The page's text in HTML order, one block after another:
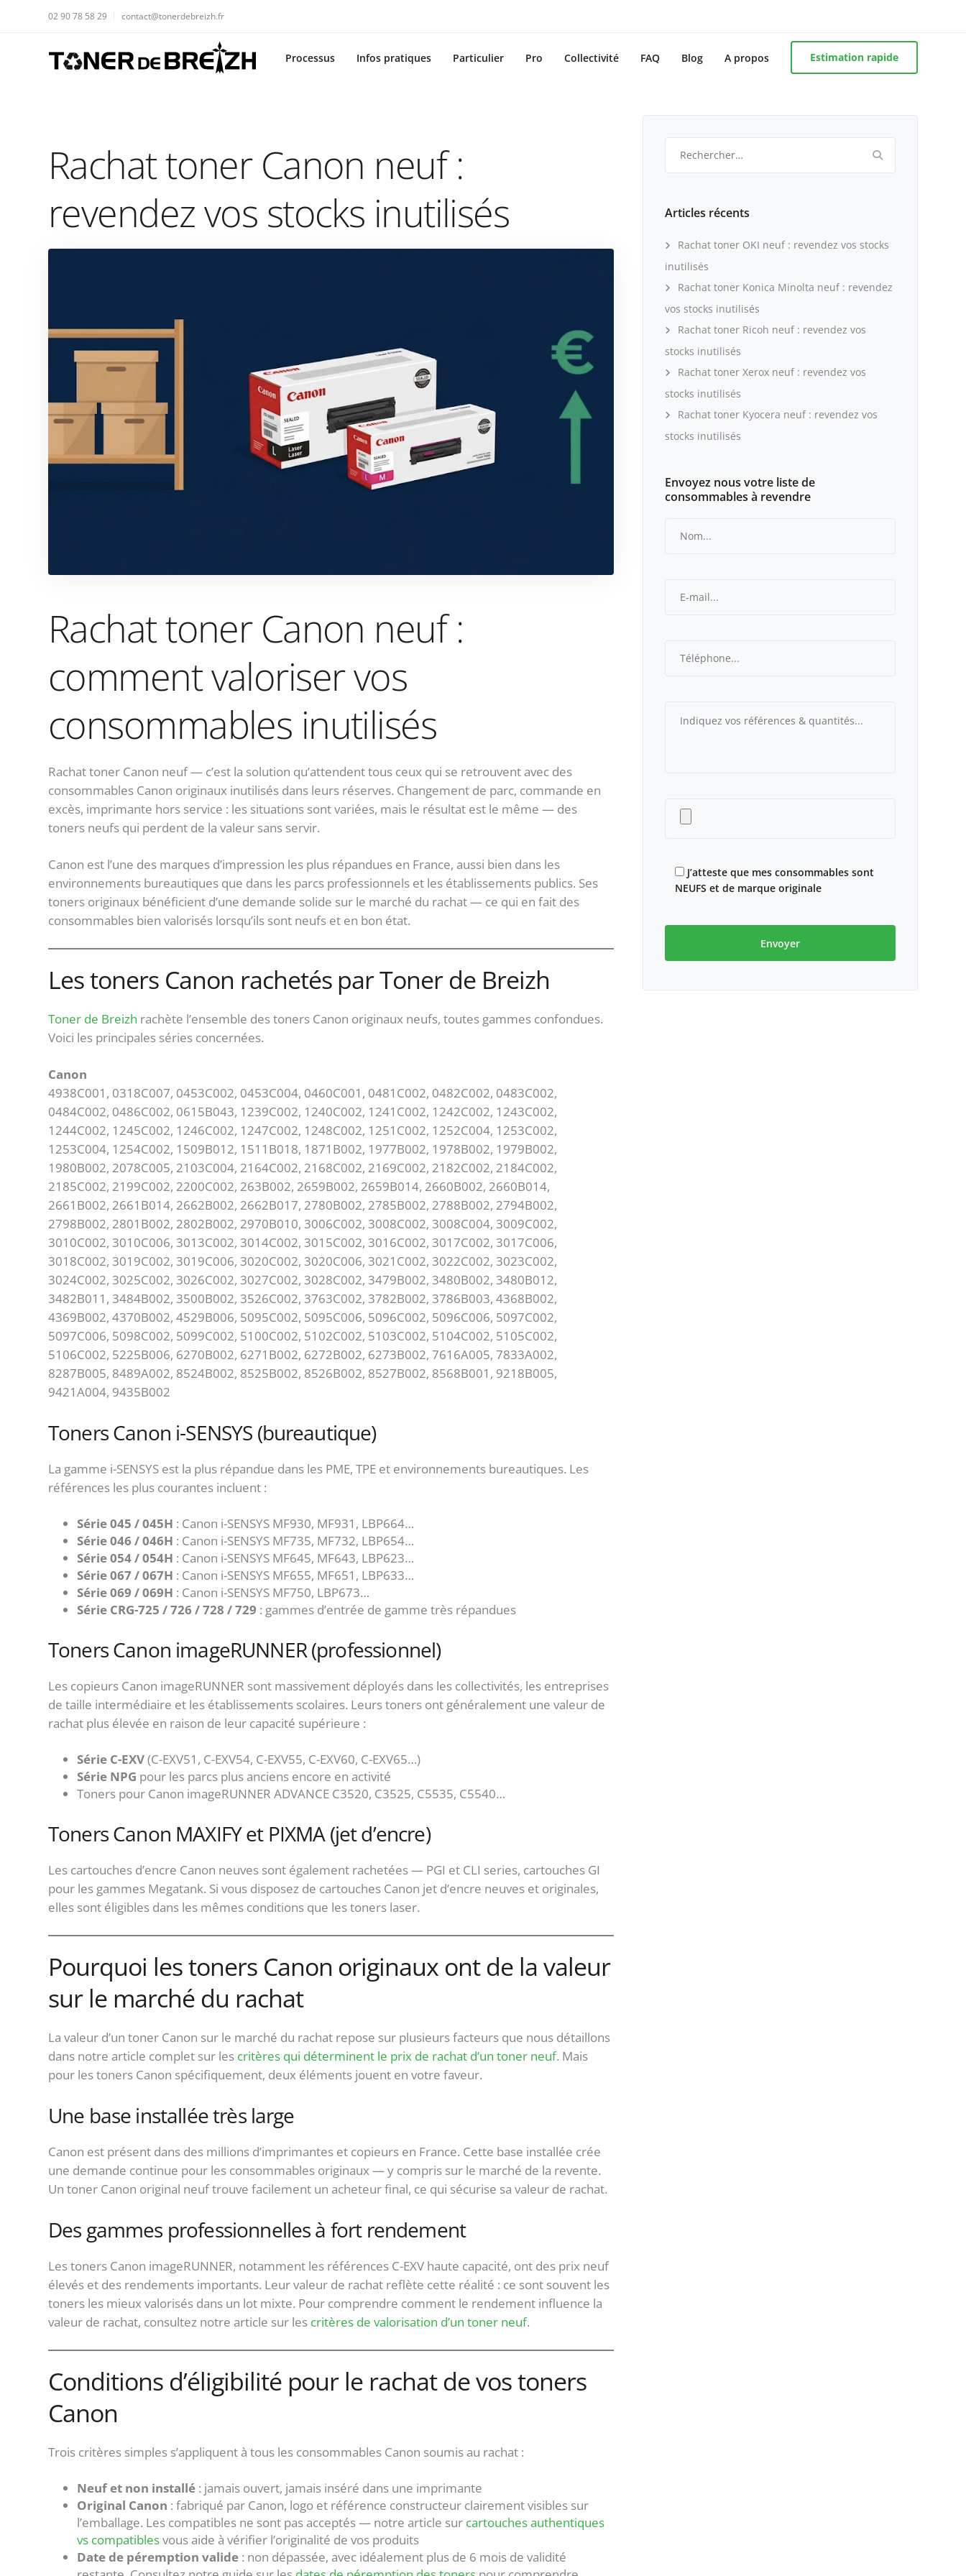
02 90 78 58 29 contact@tonerdebreizh.fr
Processus Infos pratiques Particulier Pro Collectivité FAQ Blog A propos Estimation rapide
Rachat toner Canon neuf :
revendez vos stocks inutilisés
Rachat toner Canon neuf :
comment valoriser vos
consommables inutilisés
Rachat toner Canon neuf — c’est la solution qu’attendent tous ceux qui se retrouvent avec des
consommables Canon originaux inutilisés dans leurs réserves. Changement de parc, commande en
excès, imprimante hors service : les situations sont variées, mais le résultat est le même — des
toners neufs qui perdent de la valeur sans servir.
Canon est l’une des marques d’impression les plus répandues en France, aussi bien dans les
environnements bureautiques que dans les parcs professionnels et les établissements publics. Ses
toners originaux bénéficient d’une demande solide sur le marché du rachat — ce qui en fait des
consommables bien valorisés lorsqu’ils sont neufs et en bon état.
Les toners Canon rachetés par Toner de Breizh
Toner de Breizh rachète l’ensemble des toners Canon originaux neufs, toutes gammes confondues.
Voici les principales séries concernées.
Canon
4938C001, 0318C007, 0453C002, 0453C004, 0460C001, 0481C002, 0482C002, 0483C002,
0484C002, 0486C002, 0615B043, 1239C002, 1240C002, 1241C002, 1242C002, 1243C002,
1244C002, 1245C002, 1246C002, 1247C002, 1248C002, 1251C002, 1252C004, 1253C002,
1253C004, 1254C002, 1509B012, 1511B018, 1871B002, 1977B002, 1978B002, 1979B002,
1980B002, 2078C005, 2103C004, 2164C002, 2168C002, 2169C002, 2182C002, 2184C002,
2185C002, 2199C002, 2200C002, 263B002, 2659B002, 2659B014, 2660B002, 2660B014,
2661B002, 2661B014, 2662B002, 2662B017, 2780B002, 2785B002, 2788B002, 2794B002,
2798B002, 2801B002, 2802B002, 2970B010, 3006C002, 3008C002, 3008C004, 3009C002,
3010C002, 3010C006, 3013C002, 3014C002, 3015C002, 3016C002, 3017C002, 3017C006,
3018C002, 3019C002, 3019C006, 3020C002, 3020C006, 3021C002, 3022C002, 3023C002,
3024C002, 3025C002, 3026C002, 3027C002, 3028C002, 3479B002, 3480B002, 3480B012,
3482B011, 3484B002, 3500B002, 3526C002, 3763C002, 3782B002, 3786B003, 4368B002,
4369B002, 4370B002, 4529B006, 5095C002, 5095C006, 5096C002, 5096C006, 5097C002,
5097C006, 5098C002, 5099C002, 5100C002, 5102C002, 5103C002, 5104C002, 5105C002,
5106C002, 5225B006, 6270B002, 6271B002, 6272B002, 6273B002, 7616A005, 7833A002,
8287B005, 8489A002, 8524B002, 8525B002, 8526B002, 8527B002, 8568B001, 9218B005,
9421A004, 9435B002
Toners Canon i-SENSYS (bureautique)
La gamme i-SENSYS est la plus répandue dans les PME, TPE et environnements bureautiques. Les
références les plus courantes incluent :
Série 045 / 045H : Canon i-SENSYS MF930, MF931, LBP664…
Série 046 / 046H : Canon i-SENSYS MF735, MF732, LBP654…
Série 054 / 054H : Canon i-SENSYS MF645, MF643, LBP623…
Série 067 / 067H : Canon i-SENSYS MF655, MF651, LBP633…
Série 069 / 069H : Canon i-SENSYS MF750, LBP673…
Série CRG-725 / 726 / 728 / 729 : gammes d’entrée de gamme très répandues
Toners Canon imageRUNNER (professionnel)
Les copieurs Canon imageRUNNER sont massivement déployés dans les collectivités, les entreprises
de taille intermédiaire et les établissements scolaires. Leurs toners ont généralement une valeur de
rachat plus élevée en raison de leur capacité supérieure :
Série C-EXV(C-EXV51, C-EXV54, C-EXV55, C-EXV60, C-EXV65…)
Série NPG pour les parcs plus anciens encore en activité
Toners pour Canon imageRUNNER ADVANCE C3520, C3525, C5535, C5540…
Toners Canon MAXIFY et PIXMA (jet d’encre)
Les cartouches d’encre Canon neuves sont également rachetées — PGI et CLI series, cartouches GI
pour les gammes Megatank. Si vous disposez de cartouches Canon jet d’encre neuves et originales,
elles sont éligibles dans les mêmes conditions que les toners laser.
Pourquoi les toners Canon originaux ont de la valeur
sur le marché du rachat
La valeur d’un toner Canon sur le marché du rachat repose sur plusieurs facteurs que nous détaillons
dans notre article complet sur les critères qui déterminent le prix de rachat d’un toner neuf. Mais
pour les toners Canon spécifiquement, deux éléments jouent en votre faveur.
Une base installée très large
Canon est présent dans des millions d’imprimantes et copieurs en France. Cette base installée crée
une demande continue pour les consommables originaux — y compris sur le marché de la revente.
Un toner Canon original neuf trouve facilement un acheteur final, ce qui sécurise sa valeur de rachat.
Des gammes professionnelles à fort rendement
Les toners Canon imageRUNNER, notamment les références C-EXV haute capacité, ont des prix neuf
élevés et des rendements importants. Leur valeur de rachat reflète cette réalité : ce sont souvent les
toners les mieux valorisés dans un lot mixte. Pour comprendre comment le rendement influence la
valeur de rachat, consultez notre article sur les critères de valorisation d’un toner neuf.
Conditions d’éligibilité pour le rachat de vos toners
Canon
Trois critères simples s’appliquent à tous les consommables Canon soumis au rachat :
Neuf et non installé : jamais ouvert, jamais inséré dans une imprimante
Original Canon : fabriqué par Canon, logo et référence constructeur clairement visibles sur
l’emballage. Les compatibles ne sont pas acceptés — notre article sur cartouches authentiques
vs compatiblesvous aide à vérifier l’originalité de vos produits
Date de péremption valide : non dépassée, avec idéalement plus de 6 mois de validité
Articles récents
Rachat toner OKI neuf : revendez vos stocks
inutilisés
Rachat toner Konica Minolta neuf : revendez
vos stocks inutilisés
Rachat toner Ricoh neuf : revendez vos
stocks inutilisés
Rachat toner Xerox neuf : revendez vos
stocks inutilisés
Rachat toner Kyocera neuf : revendez vos
stocks inutilisés
Envoyez nous votre liste de
consommables à revendre
J’atteste que mes consommables sont
NEUFS et de marque originale